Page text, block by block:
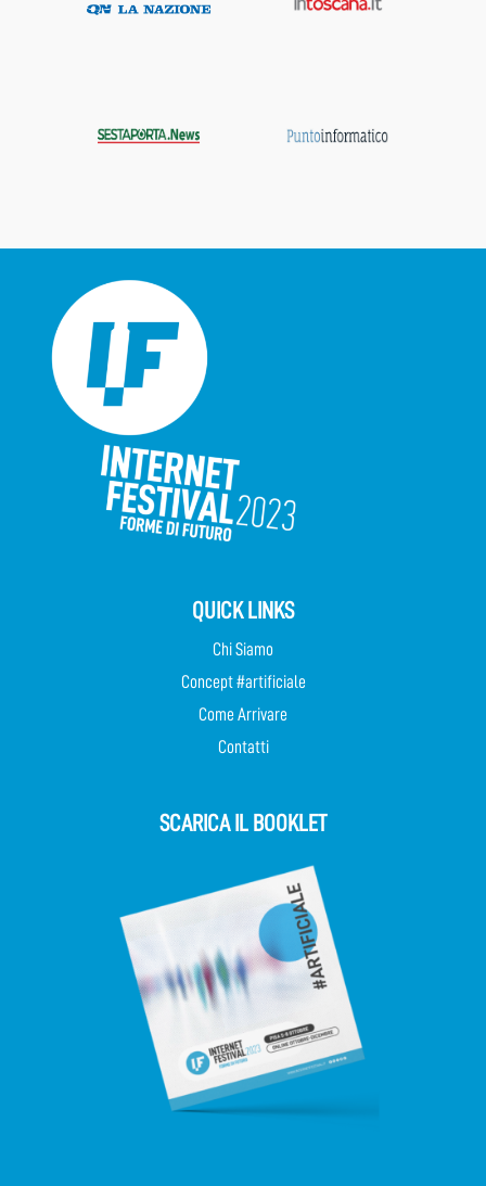
QUICK LINKS
Chi Siamo
Concept #artificiale
Come Arrivare
Contatti
SCARICA IL BOOKLET